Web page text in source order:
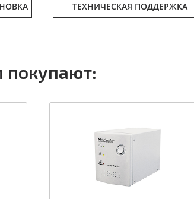
ТЕХНИЧЕСКАЯ ПОДДЕРЖКА
покупают: